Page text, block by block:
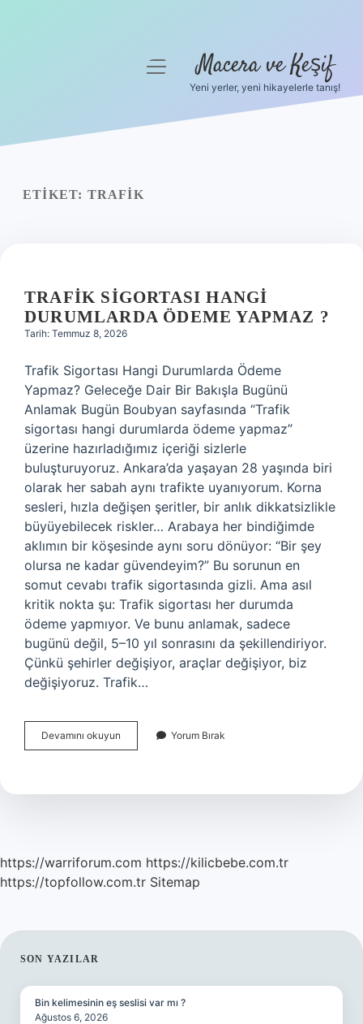
Yasal Uyarı
menüyüMacera ve Keşif
Yeni yerler, yeni hikayelerle tanış!
ETIKET: TRAFIK
TRAFIK SIGORTASI HANGI
DURUMLARDA ÖDEME YAPMAZ ?
Tarih: Temmuz 8, 2026
Trafik Sigortası Hangi Durumlarda Ödeme
Yapmaz? Geleceğe Dair Bir Bakışla Bugünü
Anlamak Bugün Boubyan sayfasında “Trafik
sigortası hangi durumlarda ödeme yapmaz”
üzerine hazırladığımız içeriği sizlerle
buluşturuyoruz. Ankara’da yaşayan 28 yaşında biri
olarak her sabah aynı trafikte uyanıyorum. Korna
sesleri, hızla değişen şeritler, bir anlık dikkatsizlikle
büyüyebilecek riskler… Arabaya her bindiğimde
aklımın bir köşesinde aynı soru dönüyor: “Bir şey
olursa ne kadar güvendeyim?” Bu sorunun en
somut cevabı trafik sigortasında gizli. Ama asıl
kritik nokta şu: Trafik sigortası her durumda
ödeme yapmıyor. Ve bunu anlamak, sadece
bugünü değil, 5–10 yıl sonrasını da şekillendiriyor.
Çünkü şehirler değişiyor, araçlar değişiyor, biz
değişiyoruz. Trafik…
Devamını okuyun
sigortası
ödeme
Yorum Bırak
https://warriforum.com https://kilicbebe.com.tr
https://topfollow.com.tr Sitemap
SIDEBAR
SON YAZILAR
Bin kelimesinin eş seslisi var mı ?
Ağustos 6, 2026